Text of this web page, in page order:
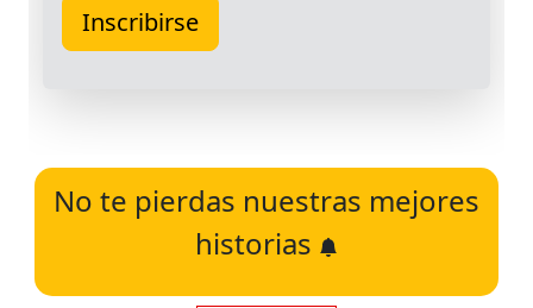
No te pierdas nuestras mejores
historias